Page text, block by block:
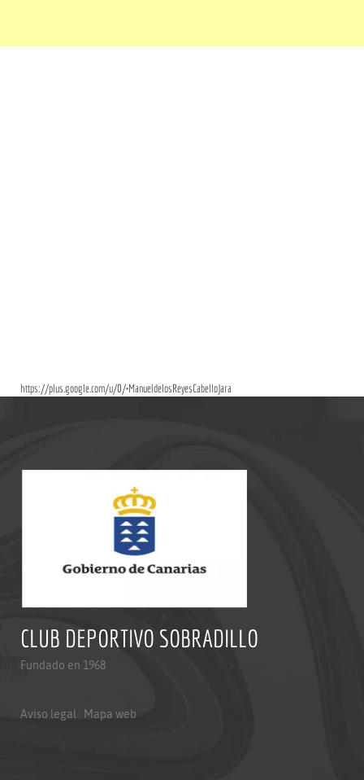
https://plus.google.com/u/0/+ManueldelosReyesCabelloJara
CLUB DEPORTIVO SOBRADILLO
Fundado en 1968
Aviso legal Mapa web